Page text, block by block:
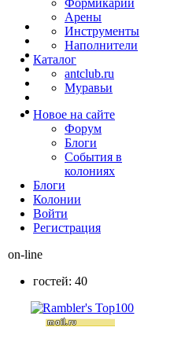
Формикарии
Арены
Инструменты
Наполнители
Каталог
antclub.ru
Муравьи
Новое на сайте
Форум
Блоги
События в
колониях
Блоги
Колонии
Войти
Peгиcтpaция
on-line
гостей: 40